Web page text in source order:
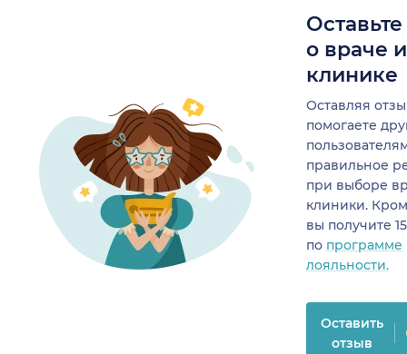
о враче
клинике
Оставляя
помогаете
правильное
при выборе
клиники.
вы получите
по программе
лояльности.
Оставить
отзыв